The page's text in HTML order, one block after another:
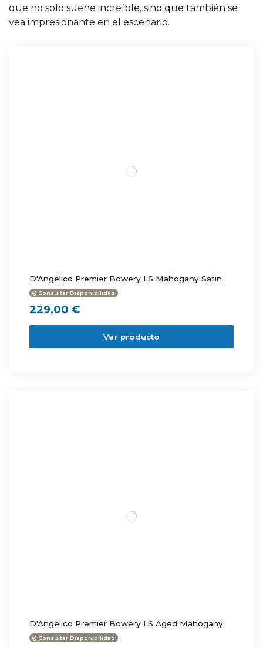
que no solo suene increíble, sino que también se
vea impresionante en el escenario.
D'Angelico Premier Bowery LS Mahogany Satin
Consultar Disponibilidad
229,00 €
Ver producto
D'Angelico Premier Bowery LS Aged Mahogany
Consultar Disponibilidad